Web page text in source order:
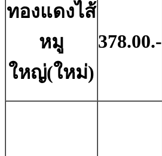
ทองแดงไส้
หมู
ใหญ่(ใหม่)
378.00.-